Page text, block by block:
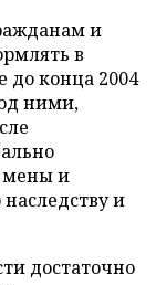
и
в
до конца 2004
ними,
мены и
и
достаточно